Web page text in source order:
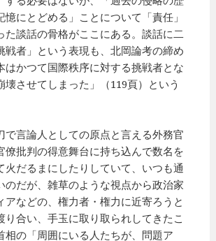
憶にとどめる」ことについて「責任」
た談話の骨格がここにある。談話に二
戦者」という表現も、北岡論考の締め
はかつて国際秩序に対する挑戦者とな
壊させてしまった」（119頁）という
で言論人としての原点と言える外務官
僚批判の得意舞台に持ち込んで数名を
火だるまにしたりしていて、いつも通
のだが、雑草のような視点から政治家
アなどの、権力者・権力に近寄ろうと
り合い、手玉に取り取られしてきたこ
相の「周囲にいる人たちが、問題ア